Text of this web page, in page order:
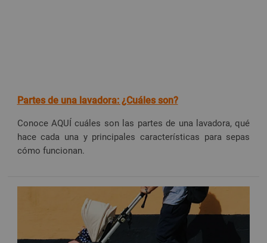
Partes de una lavadora: ¿Cuáles son?
Conoce AQUÍ cuáles son las partes de una lavadora, qué
hace cada una y principales características para sepas
cómo funcionan.